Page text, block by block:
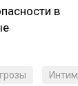
в
Интим